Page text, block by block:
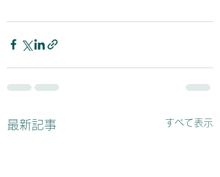
最新記事 すべて表示